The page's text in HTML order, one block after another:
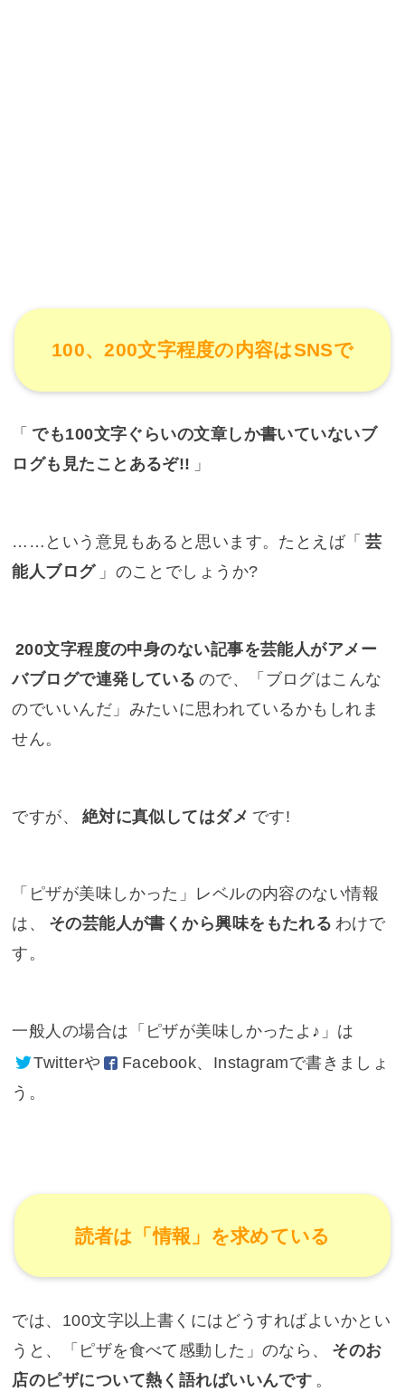
100、200文字程度の内容はSNSで
「 でも100文字ぐらいの文章しか書いていないブ
ログも見たことあるぞ!! 」
……という意見もあると思います。たとえば「 芸
能人ブログ 」のことでしょうか?
200文字程度の中身のない記事を芸能人がアメー
バブログで連発している ので、「ブログはこんな
のでいいんだ」みたいに思われているかもしれま
せん。
ですが、 絶対に真似してはダメ です!
「ピザが美味しかった」レベルの内容のない情報
は、
その芸能人が書くから興味をもたれる わけで
す。
一般人の場合は「ピザが美味しかったよ♪」は
Twitterや Facebook、Instagramで書きましょ
う。
読者は「情報」を求めている
では、100文字以上書くにはどうすればよいかとい
うと、「ピザを食べて感動した」のなら、
そのお
店のピザについて熱く語ればいいんです 。